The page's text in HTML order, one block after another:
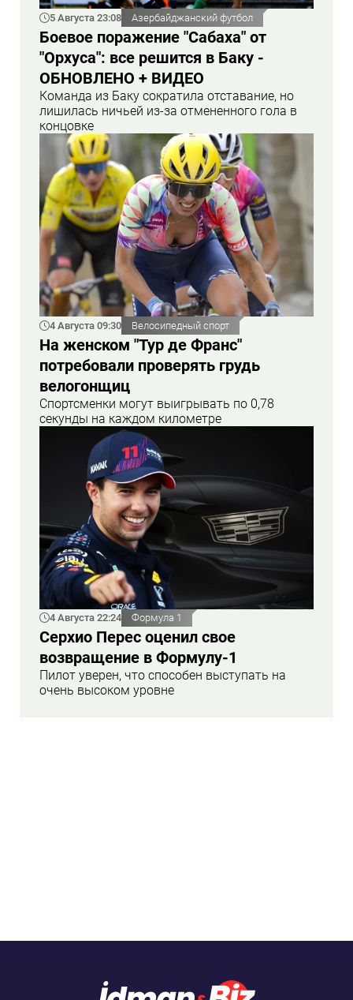
5 Августа 23:08 Азербайджанский футбол
Боевое поражение "Сабаха" от
"Орхуса": все решится в Баку -
ОБНОВЛЕНО + ВИДЕО
Команда из Баку сократила отставание, но
лишилась ничьей из-за отмененного гола в
концовке
4 Августа 09:30 Велосипедный спорт
На женском "Тур де Франс"
потребовали проверять грудь
велогонщиц
Спортсменки могут выигрывать по 0,78
секунды на каждом километре
4 Августа 22:24 Формула 1
Серхио Перес оценил свое
возвращение в Формулу-1
Пилот уверен, что способен выступать на
очень высоком уровне